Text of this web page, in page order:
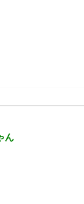
ん